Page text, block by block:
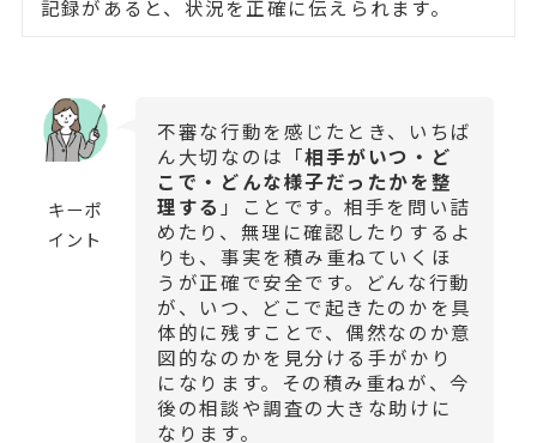
記録があると、状況を正確に伝えられます。
キーポ
イント
不審な行動を感じたとき、いちば
ん大切なのは「相手がいつ・ど
こで・どんな様子だったかを整
理する 」ことです。相手を問い詰
めたり、無理に確認したりするよ
りも、事実を積み重ねていくほ
うが正確で安全です。どんな行動
が、いつ、どこで起きたのかを具
体的に残すことで、偶然なのか意
図的なのかを見分ける手がかり
になります。その積み重ねが、今
後の相談や調査の大きな助けに
なります。